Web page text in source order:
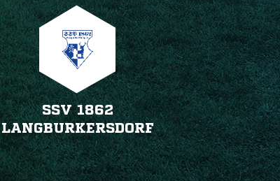
SSV 1862
LANGBURKERSDORF